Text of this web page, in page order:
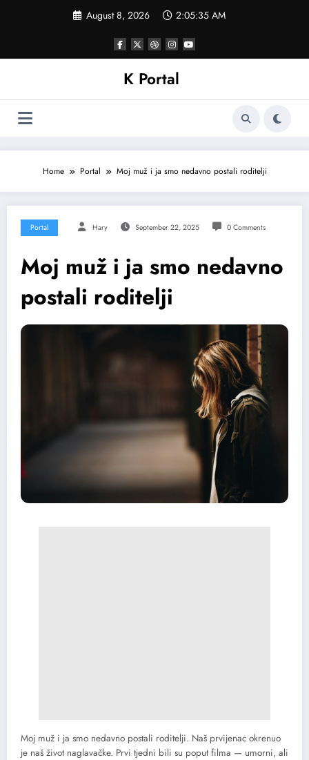
August 8, 2026 2:05:38 AM
K Portal
Home Portal Moj muž i ja smo nedavno postali roditelji
Portal Hary September 22, 2025 0 Comments
Moj muž i ja smo nedavno
postali roditelji
Moj muž i ja smo nedavno postali roditelji. Naš prvijenac okrenuo
je naš život naglavačke. Prvi tjedni bili su poput filma — umorni, ali